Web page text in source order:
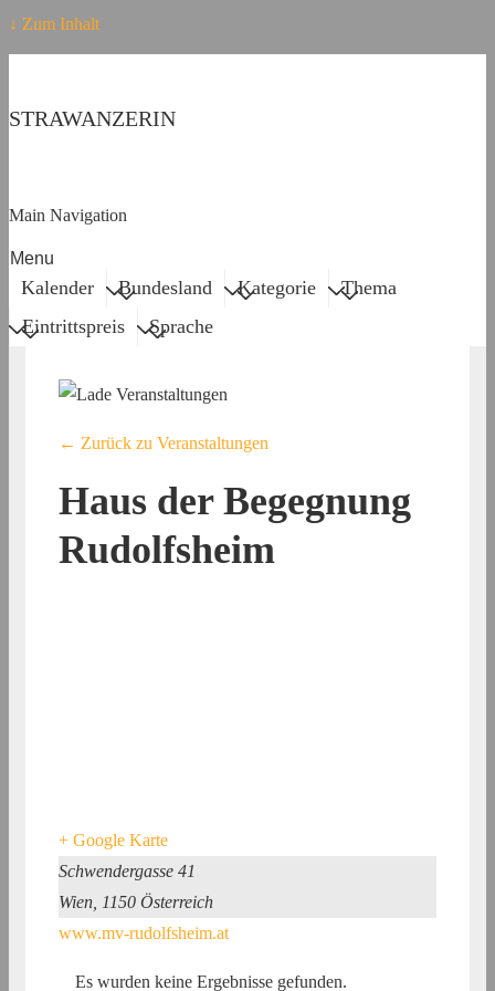
↓ Zum Inhalt
STRAWANZERIN
Main Navigation
Menu
Kalender Bundesland Kategorie
Thema
Eintrittspreis
Sprache
← Zurück zu Veranstaltungen
Haus der Begegnung
Rudolfsheim
+ Google Karte
Schwendergasse 41
Wien 1150 Österreich
www.mv-rudolfsheim.at
Es wurden keine Ergebnisse gefunden.